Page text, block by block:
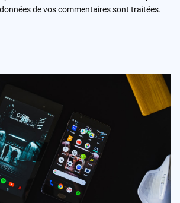
de vos commentaires sont traitées.